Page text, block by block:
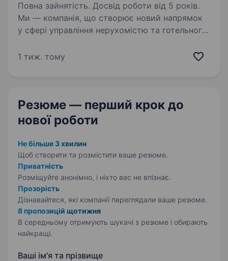
Повна зайнятість. Досвід роботи від 5 років.
Ми — компанія, що створює новий напрямок
у сфері управління нерухомістю та готельного
операційний продукт, який можна
1 тиж. тому
Резюме — перший крок до
нової роботи
Не більше 3 хвилин
Щоб створити та розмістити ваше резюме.
Приватність
Розміщуйте анонімно, і ніхто вас не впізнає.
Прозорість
Дізнавайтеся, які компанії переглядали ваше резюме.
8 пропозицій щотижня
В середньому отримують шукачі з резюме і обирають
найкращі.
Ваші ім'я та прізвище